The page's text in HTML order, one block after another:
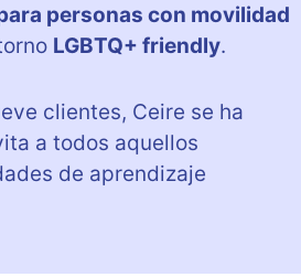
personas con movilidad
LGBTQ+ friendly.
clientes, Ceire se ha
a todos aquellos
de aprendizaje